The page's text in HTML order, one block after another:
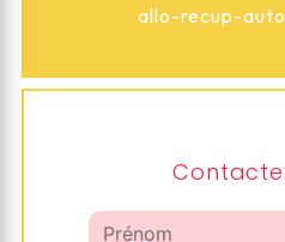
allo-recup-